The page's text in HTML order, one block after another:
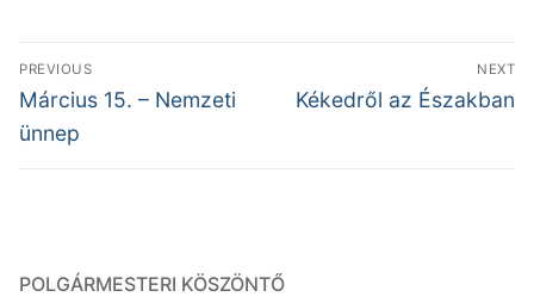
Bejegyzés
navigáció
PREVIOUS
Previous
post:
Március 15. – Nemzeti
ünnep
NEXT
Next
Kékedről az Északban
POLGÁRMESTERI KÖSZÖNTŐ